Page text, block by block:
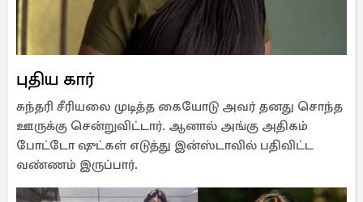
புதிய கார்
சுந்தரி சீரியலை முடித்த கையோடு அவர் தனது சொந்த
ஊருக்கு சென்றுவிட்டார். ஆனால் அங்கு அதிகம்
போட்டோ ஷுட்கள் எடுத்து இன்ஸ்டாவில் பதிவிட்ட
வண்ணம் இருப்பார்.